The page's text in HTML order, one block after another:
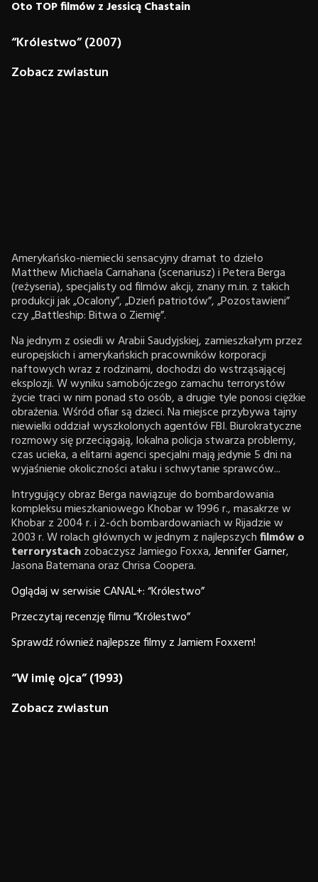
Oto TOP filmów z Jessicą Chastain
“Królestwo” (2007)
Zobacz zwiastun
Amerykańsko-niemiecki sensacyjny dramat to dzieło
Matthew Michaela Carnahana (scenariusz) i Petera Berga
(reżyseria), specjalisty od filmów akcji, znany m.in. z takich
produkcji jak „Ocalony”, „Dzień patriotów”, „Pozostawieni”
czy „Battleship: Bitwa o Ziemię”.
Na jednym z osiedli w Arabii Saudyjskiej, zamieszkałym przez
europejskich i amerykańskich pracowników korporacji
naftowych wraz z rodzinami, dochodzi do wstrząsającej
eksplozji. W wyniku samobójczego zamachu terrorystów
życie traci w nim ponad sto osób, a drugie tyle ponosi ciężkie
obrażenia. Wśród ofiar są dzieci. Na miejsce przybywa tajny
niewielki oddział wyszkolonych agentów FBI. Biurokratyczne
rozmowy się przeciągają, lokalna policja stwarza problemy,
czas ucieka, a elitarni agenci specjalni mają jedynie 5 dni na
wyjaśnienie okoliczności ataku i schwytanie sprawców...
Intrygujący obraz Berga nawiązuje do bombardowania
kompleksu mieszkaniowego Khobar w 1996 r., masakrze w
Khobar z 2004 r. i 2-óch bombardowaniach w Rijadzie w
2003 r. W rolach głównych w jednym z najlepszychfilmów o
terrorystachzobaczysz Jamiego Foxxa,Jennifer Garner,
Jasona Batemana oraz Chrisa Coopera.
Oglądaj w serwisie CANAL+: “Królestwo”
Przeczytaj recenzję filmu “Królestwo”
Sprawdź również najlepsze filmy z Jamiem Foxxem!
“W imię ojca” (1993)
Zobacz zwiastun